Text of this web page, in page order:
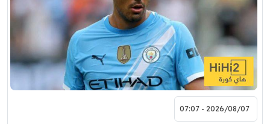
2026/08/07 - 07:07